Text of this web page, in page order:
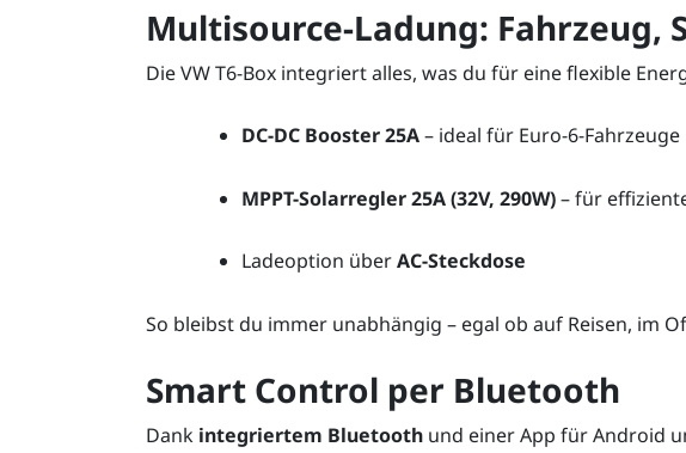
Multisource-Ladung: Fahrzeug,
Die VW T6-Box integriert alles, was du für eine flexible
DC-DC Booster 25A– ideal für Euro-6-Fahrzeuge
MPPT-Solarregler 25A (32V, 290W)– für
Ladeoption überAC-Steckdose
So bleibst du immer unabhängig – egal ob auf Reisen, im
Smart Control per Bluetooth
Dank integriertem Bluetooth und einer App für Android